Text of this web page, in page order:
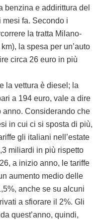
benzina e addirittura del
fa. Secondo i
la tratta Milano-
la spesa per un’auto
circa 26 euro in più
la vettura è diesel; la
a 194 euro, vale a dire
anno. Considerando che
in cui ci si sposta di più,
gli italiani nell’estate
miliardi in più rispetto
a inizio anno, le tariffe
aumento medio delle
anche se su alcuni
a sfiorare il 2%. Gli
quest’anno, quindi,